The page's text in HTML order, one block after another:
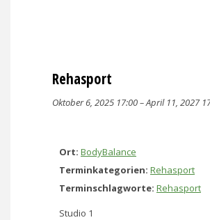
Rehasport
Oktober 6, 2025 17:00–April 11, 2027
Ort: BodyBalance
Terminkategorien: Rehasport
Terminschlagworte: Rehasport
Studio 1